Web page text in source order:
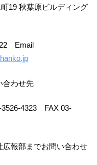
19 秋葉原ビルディング
Email
合わせ先
4323 FAX 03-
報部までお問い合わせ